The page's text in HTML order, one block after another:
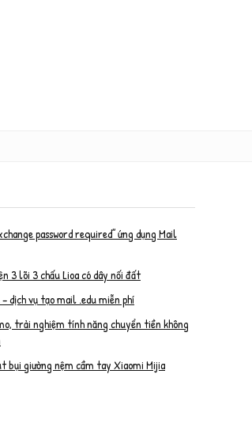
password required” ứng dụng Mail
3 lõi 3 chấu Lioa có dây nối đất
dịch vụ tạo mail .edu miễn phí
trải nghiệm tính năng chuyển tiền không
bụi giường nệm cầm tay Xiaomi Mijia